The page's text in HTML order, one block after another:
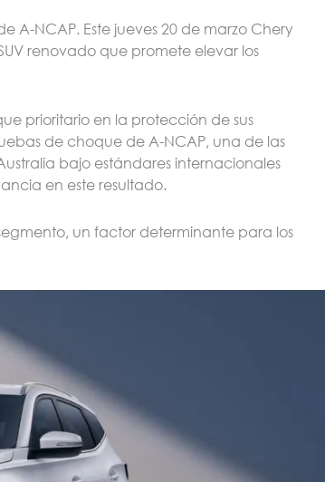
A-NCAP. Este jueves 20 de marzo Chery
renovado que promete elevar los
prioritario en la protección de sus
de choque de A-NCAP, una de las
bajo estándares internacionales
en este resultado.
un factor determinante para los